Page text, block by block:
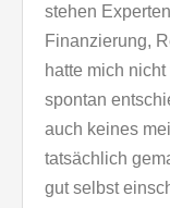
stehen
Finanzierung,
hatte mich
spontan
auch keines
tatsächlich
gut selbst